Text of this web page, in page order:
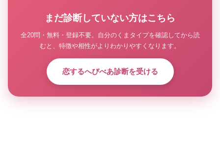
まだ診断していない方はこちら
全20問・無料・登録不要。自分のくまタイプを確認してから読
むと、特徴や相性がよりわかりやすくなります。
恋するへびべあ診断を受ける